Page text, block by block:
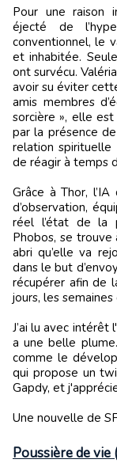
Pour une raison inconnue, le Dénicheur est brutalement
éjecté de
conventionnel, le
et inhabitée.
ont survécu.
avoir su éviter
amis membres
sorcière », elle
par la présence
relation
de réagir à temps
Grâce à Thor,
d’observation,
réel l’état de la
Phobos, se trouve
abri qu’elle va
dans le but
récupérer afin de
jours, les
J’ai lu avec intérêt
a une belle
comme le
qui propose un
Gapdy, et
Une nouvelle de
Poussière de vie